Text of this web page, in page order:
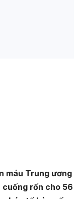
máu Trung ương
rốn cho 56